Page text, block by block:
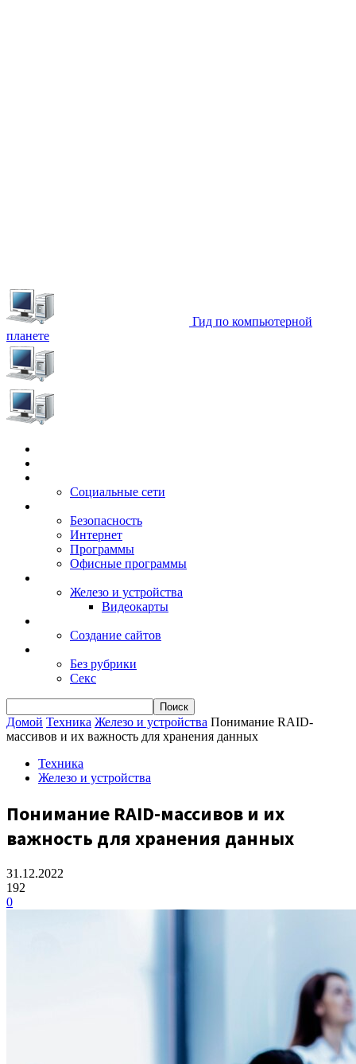
Гид по компьютерной
планете
Социальные сети
Безопасность
Интернет
Программы
Офисные программы
Железо и устройства
Видеокарты
Создание сайтов
Без рубрики
Секс
Домой Техника Железо и устройства Понимание RAID-
массивов и их важность для хранения данных
Техника
Железо и устройства
Понимание RAID-массивов и их
важность для хранения данных
31.12.2022
192
0